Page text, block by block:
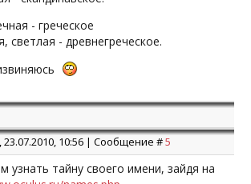
- греческое
светлая - древнегреческое.
10:56 | Сообщение #5
узнать тайну своего имени, зайдя на